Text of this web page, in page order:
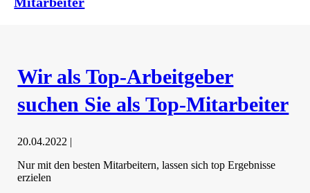
Wir als Top-Arbeitgeber
suchen Sie als Top-Mitarbeiter
20.04.2022 |
Nur mit den besten Mitarbeitern, lassen sich top Ergebnisse
erzielen